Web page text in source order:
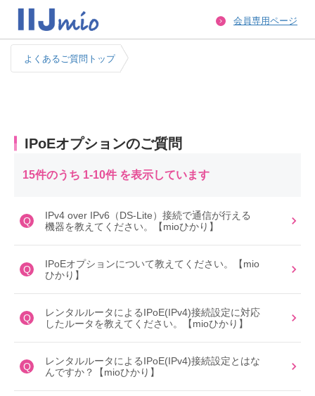
会員専用ページ
IPoEオプションのご質問
15件のうち 1-10件 を表示しています
Q
IPv4 over IPv6（DS-Lite）接続で通信が行える
機器を教えてください。【mioひかり】
Q
IPoEオプションについて教えてください。【mio
ひかり】
Q
レンタルルータによるIPoE(IPv4)接続設定に対応
したルータを教えてください。【mioひかり】
Q
レンタルルータによるIPoE(IPv4)接続設定とはな
んですか？【mioひかり】
よくあるご質問トップ